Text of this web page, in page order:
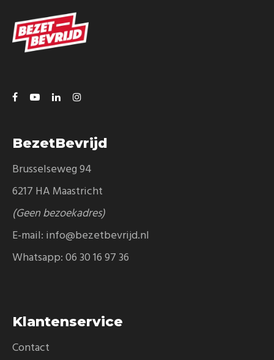
BezetBevrijd
Brusselseweg 94
6217 HA Maastricht
(Geen bezoekadres)
E-mail: info@bezetbevrijd.nl
Whatsapp:06 30 16 97 36
Klantenservice
Contact